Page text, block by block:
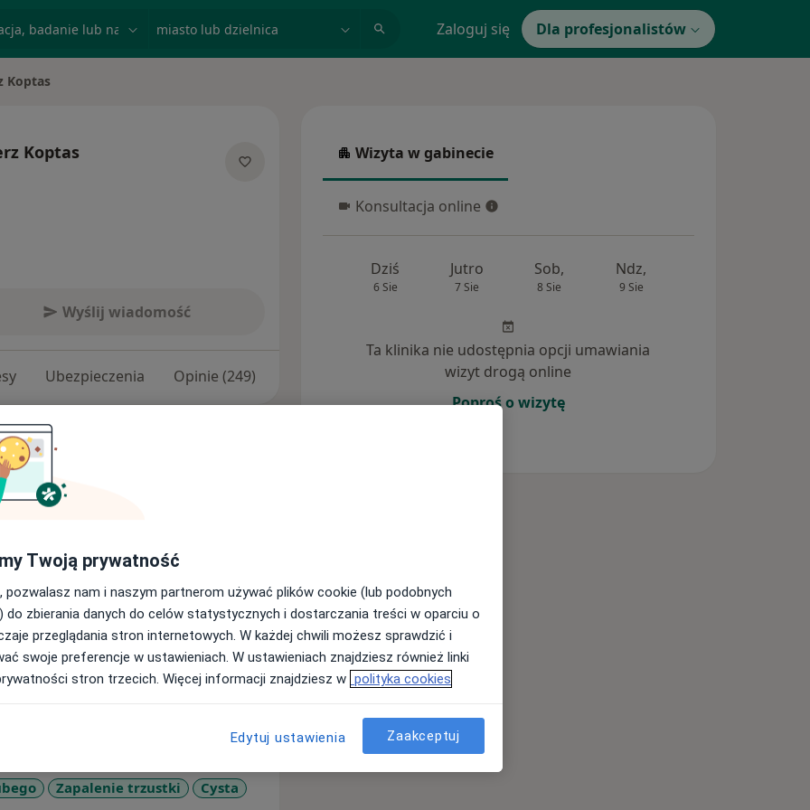
Zaloguj się Dla profesjonalistów
Koptas
Koptas
Wyślij wiadomość
Ubezpieczenia Opinie (249)
1993.
pracując w Klinice Chirurgii
Chirurgicznym Szpitala im. L.
w szpitalu im. S.
odbywałem w Klinice
1996 roku z pracę pt.: "Zmiany
i/lub szyjnej górnej
r pracowałem w Klinice Chirurgii
w Poradni Endokrynologicznej.
Zapalenie trzustki Cysta
Wizyta w gabinecie
Wizyta w gabinecie
Konsultacja online
Konsultacja online
Dziś
6 Sie
Jutro
7 Sie
Sob,
8 Sie
Ndz,
9 Sie
Ta klinika nie udostępnia opcji umawiania
wizyt drogą online
Poproś o wizytę
Twoją prywatność
pozwalasz nam i naszym partnerom używać plików cookie (lub podobnych
do zbierania danych do celów statystycznych i dostarczania treści w oparciu o
przeglądania stron internetowych. W każdej chwili możesz sprawdzić i
swoje preferencje w ustawieniach. W ustawieniach znajdziesz również linki
stron trzecich. Więcej informacji znajdziesz w polityka cookies
Edytuj ustawienia Zaakceptuj